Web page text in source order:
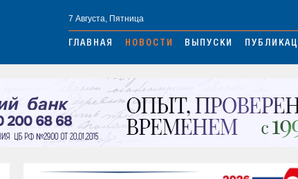
7 Августа, Пятница
ГЛАВНАЯ НОВОСТИ ВЫПУСКИ